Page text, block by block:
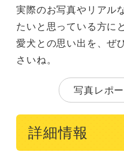
実際のお写真やリアル
たいと思っている方に
愛犬との思い出を、ぜ
さいね。
写真レポ
詳細情報